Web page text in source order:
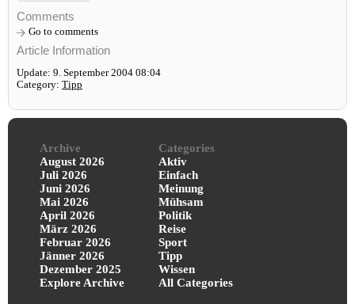
Comments
Go to comments
Article Information
Update: 9. September 2004 08:04
Category: Tipp
Archive
August 2026
Juli 2026
Juni 2026
Mai 2026
April 2026
März 2026
Februar 2026
Jänner 2026
Dezember 2025
Explore Archive
Categories
Aktiv
Einfach
Meinung
Mühsam
Politik
Reise
Sport
Tipp
Wissen
All Categories